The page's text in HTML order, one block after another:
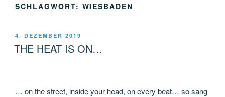
SCHLAGWORT: WIESBADEN
VERÖFFENTLICHT
AM
4. DEZEMBER 2019
THE HEAT IS ON…
… on the street, inside your head, on every beat… so sang